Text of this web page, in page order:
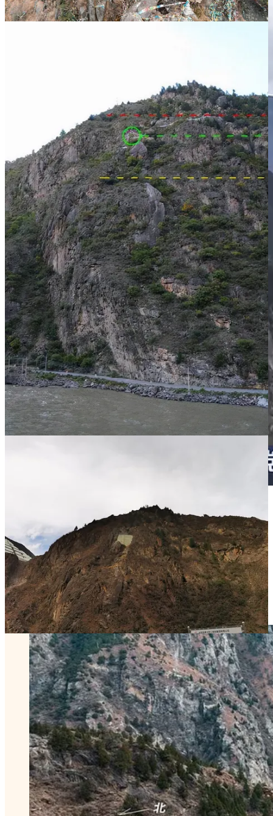
（截图取自央视新闻对双江口水电站库区完成一期蓄水的新闻
报道
，图中央便是甲扎尔甲山洞窟壁画原址所在地，部分山脊
已被夷平成为工地，山腰以下也被淹没）
刘拓希望在壁画和佛像被切割、编号、装进恒温展柜之前，看
一看并记录下这些壁画和佛塔在原址上最后一次与山体和神灵
在一起，原本的样子。也正因为如此，赶在大坝蓄水和洞窟迁
移之前，他选择背上相机，走上那条险峻的山路。